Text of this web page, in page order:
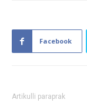
Facebook
Artikulli paraprak